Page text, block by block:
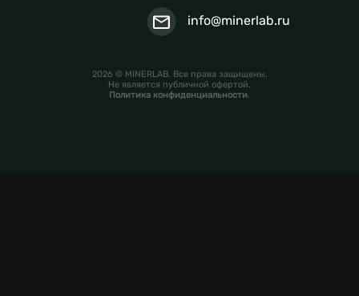
info@minerlab.ru
2026 © MINERLAB. Все права защищены.
Не является публичной офертой.
Политика конфиденциальности.